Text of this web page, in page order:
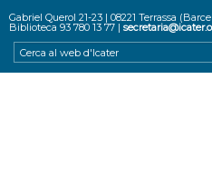
Gabriel Querol 21-23 | 08221 Terrassa
Biblioteca 93 780 13 77 |